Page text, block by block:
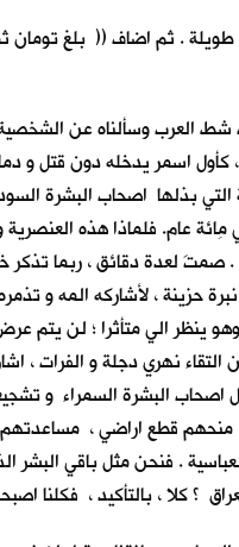
. ثم اضاف (( بلغ تومان
العرب وسألناه عن الشخصية
، كأول اسمر يدخله دون قتل و
بذلها اصحاب البشرة
عام. فلماذا هذه
لعدة دقائق ، ربما تذكر
حزينة ، لأشاركه المه و
ينظر الي متأثرا ؛ لن يتم
نهري دجلة و الفرات ،
اصحاب البشرة السمراء و
منحهم قطع اراضي ،
العباسية . فنحن مثل باقي
؟ كلا ، بالتأكيد ، فكلنا